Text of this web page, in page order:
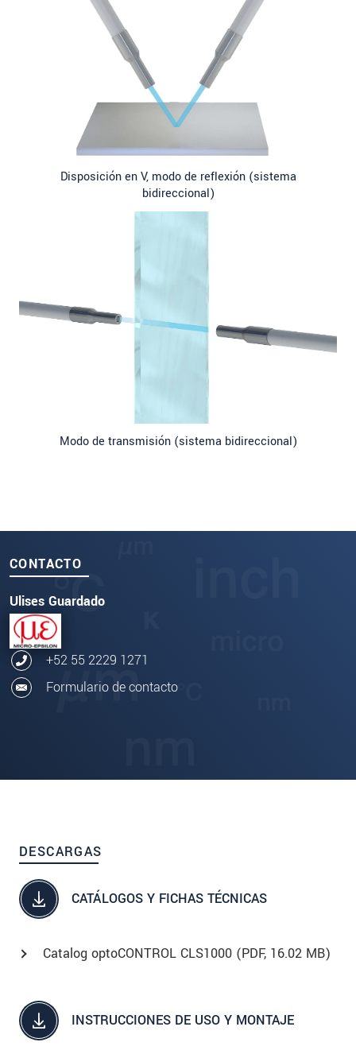
Disposición en V, modo de reflexión (sistema
bidireccional)
Modo de transmisión (sistema bidireccional)
CONTACTO
Ulises Guardado
+52 55 2229 1271
Formulario de contacto
DESCARGAS
CATÁLOGOS Y FICHAS TÉCNICAS
Catalog optoCONTROL CLS1000 (PDF, 16.02 MB)
INSTRUCCIONES DE USO Y MONTAJE